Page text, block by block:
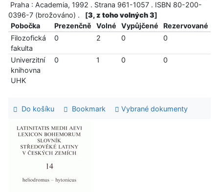
Praha : Academia, 1992 . Strana 961-1057 . ISBN 80-200-
0396-7 (brožováno) .
[3, z toho volných 3]
Pobočka
Prezenčně Volné Vypůjčené
Rezervované
Filozofická
fakulta
0 2 0 0
Univerzitní
knihovna
UHK
0 1 0 0
Do košíku Bookmark Vybrané dokumenty